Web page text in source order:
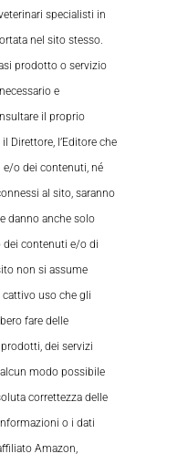
specialisti in
nel sito stesso.
prodotto o servizio
e
il proprio
Direttore, l’Editore che
o dei contenuti, né
al sito, saranno
danno anche solo
dei contenuti e/o di
non si assume
uso che gli
fare delle
dei servizi
modo possibile
correttezza delle
o i dati
Amazon,